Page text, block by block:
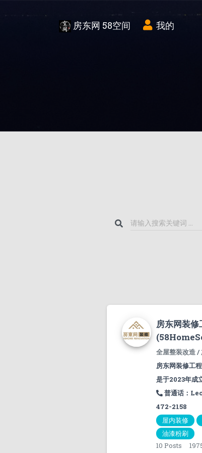
房东网 58空间 我的
房东网装修
全屋整装改造 /
房东网装修工
是于2023年成
普通话：
472-2158
屋内装修
油漆粉刷
10 Posts